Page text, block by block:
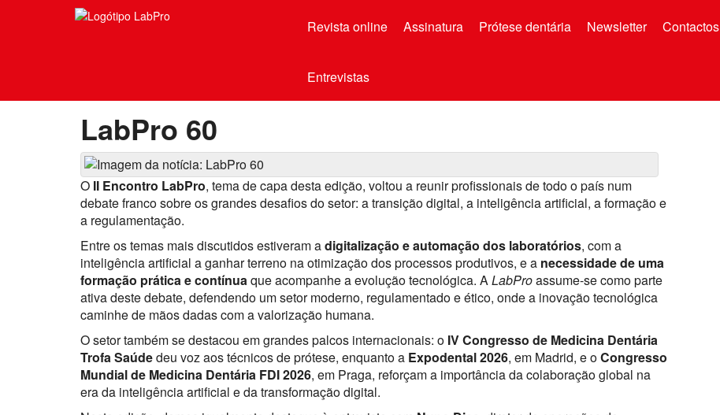
Revista online Assinatura Prótese dentária Newsletter Contactos
Entrevistas
LabPro 60
O II Encontro LabPro, tema de capa desta edição, voltou a reunir profissionais de todo o país num
debate franco sobre os grandes desafios do setor: a transição digital, a inteligência artificial, a formação e
a regulamentação.
Entre os temas mais discutidos estiveram adigitalização e automação dos laboratórios, com a
inteligência artificial a ganhar terreno na otimização dos processos produtivos, e a necessidade de uma
formação prática e contínuaque acompanhe a evolução tecnológica. ALabProassume-se como parte
ativa deste debate, defendendo um setor moderno, regulamentado e ético, onde a inovação tecnológica
caminhe de mãos dadas com a valorização humana.
O setor também se destacou em grandes palcos internacionais: o IV Congresso de Medicina Dentária
Trofa Saúdedeu voz aos técnicos de prótese, enquanto a Expodental 2026, em Madrid, e oCongresso
Mundial de Medicina Dentária FDI 2026, em Praga, reforçam a importância da colaboração global na
era da inteligência artificial e da transformação digital.